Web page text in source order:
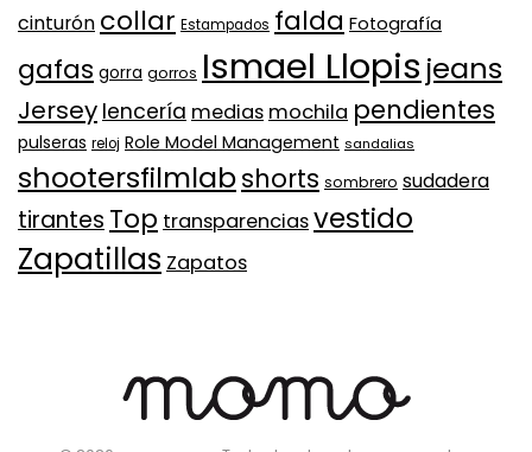
cinturón collar Estampados falda Fotografía
gafas gorra gorros Ismael Llopis jeans
Jersey lencería medias mochila pendientes
pulseras reloj Role Model Management sandalias
shootersfilmlabshorts sombrero sudadera
tirantes Top transparenciasvestido
Zapatillas Zapatos